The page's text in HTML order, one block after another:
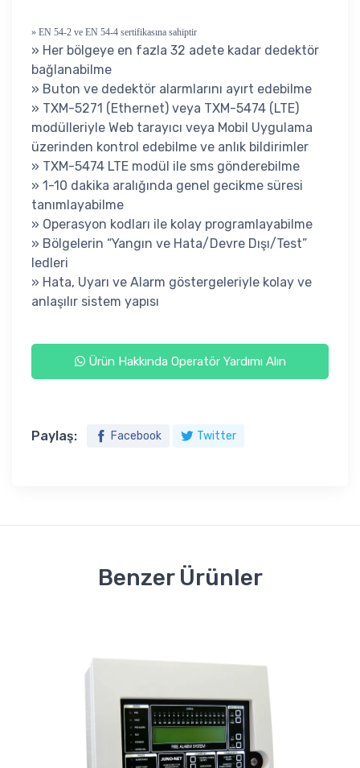
» EN 54-2 ve EN 54-4 sertifikasına sahiptir
» Her bölgeye en fazla 32 adete kadar dedektör
bağlanabilme
» Buton ve dedektör alarmlarını ayırt edebilme
» TXM-5271 (Ethernet) veya TXM-5474 (LTE)
modülleriyle Web tarayıcı veya Mobil Uygulama
üzerinden kontrol edebilme ve anlık bildirimler
» TXM-5474 LTE modül ile sms gönderebilme
» 1-10 dakika aralığında genel gecikme süresi
tanımlayabilme
» Operasyon kodları ile kolay programlayabilme
» Bölgelerin “Yangın ve Hata/Devre Dışı/Test”
ledleri
» Hata, Uyarı ve Alarm göstergeleriyle kolay ve
anlaşılır sistem yapısı
Ürün Hakkında Operatör Yardımı Alın
Paylaş: Facebook Twitter
Benzer Ürünler